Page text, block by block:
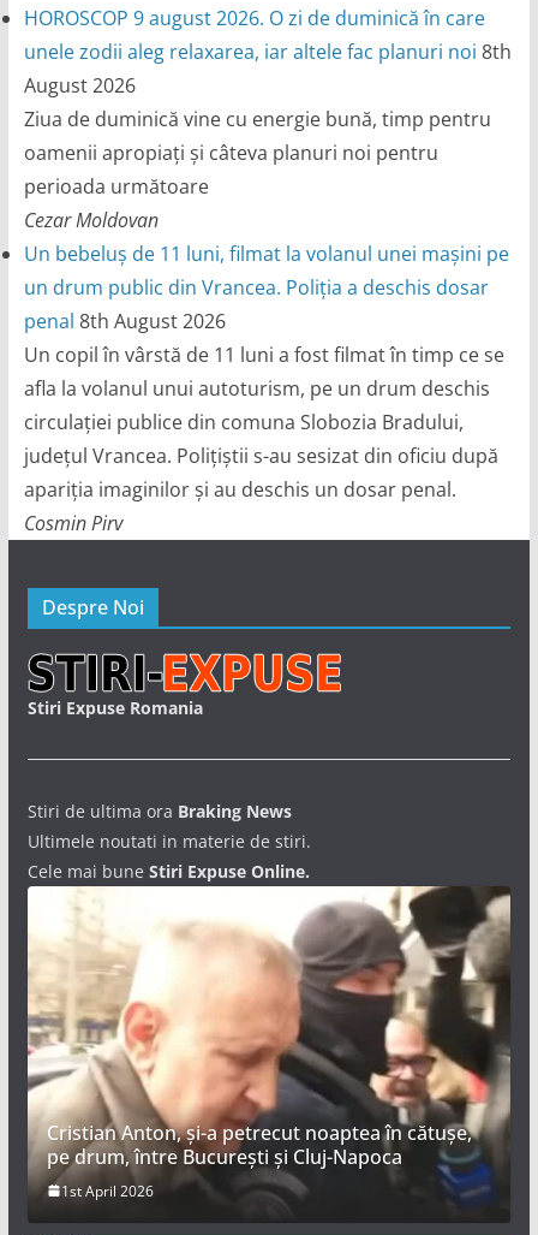
HOROSCOP 9 august 2026. O zi de duminică în care
unele zodii aleg relaxarea, iar altele fac planuri noi 8th
August 2026
Ziua de duminică vine cu energie bună, timp pentru
oamenii apropiați și câteva planuri noi pentru
perioada următoare
Cezar Moldovan
Un bebeluș de 11 luni, filmat la volanul unei mașini pe
un drum public din Vrancea. Poliția a deschis dosar
penal 8th August 2026
Un copil în vârstă de 11 luni a fost filmat în timp ce se
afla la volanul unui autoturism, pe un drum deschis
circulației publice din comuna Slobozia Bradului,
județul Vrancea. Polițiștii s-au sesizat din oficiu după
apariția imaginilor și au deschis un dosar penal.
Cosmin Pirv
Despre Noi
Stiri Expuse Romania
Stiri de ultima ora Braking News
Ultimele noutati in materie de stiri.
Cele mai bune Stiri Expuse Online.
Cristian Anton, și-a petrecut noaptea în cătușe,
pe drum, între București și Cluj-Napoca
1st April 2026
Artemis II a NASA își propune să ducă patru
astronauți într-un zbor spațial record în jurul